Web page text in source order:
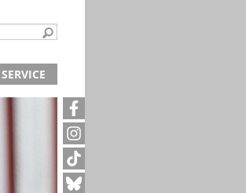
SERVICE
Kontakt
Archivanfrage
Kurze Information